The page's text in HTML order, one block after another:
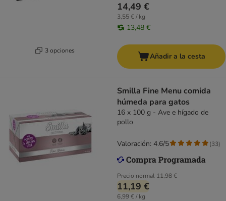
3 opciones
14,49 €
3,55 € / kg
13,48 €
Añadir a la cesta
Smilla Fine Menu comida
húmeda para gatos
16 x 100 g - Ave e hígado de
pollo
Precio normal 11,98 €
11,19 €
6,99 € / kg
Valoración: 4.6/5 (33)